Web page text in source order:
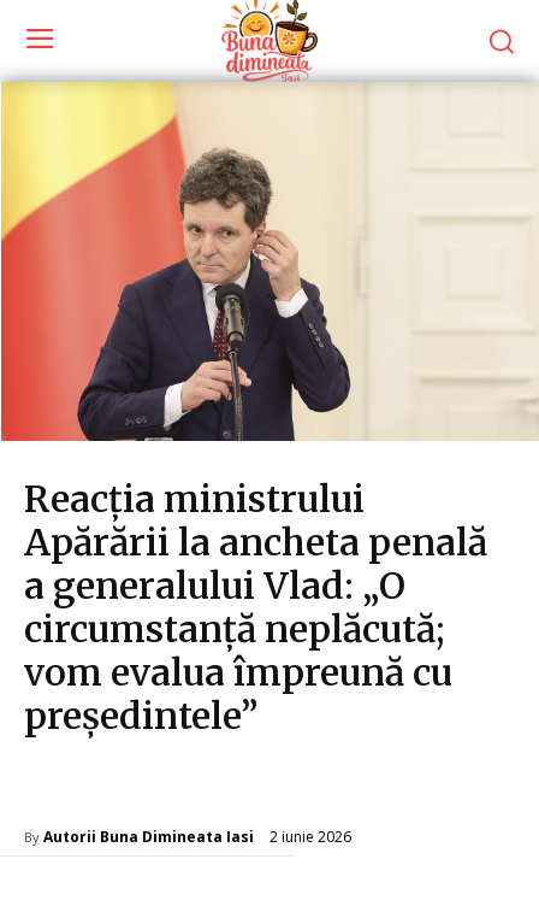
Reacția ministrului
Apărării la ancheta penală
a generalului Vlad: „O
circumstanță neplăcută;
vom evalua împreună cu
președintele”
By Autorii Buna Dimineata Iasi 2 iunie 2026